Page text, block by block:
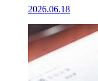
2026.06.18